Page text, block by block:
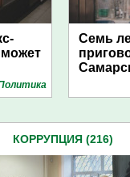
может
Семь
КОРРУПЦИЯ (216)